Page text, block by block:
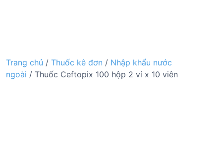
Trang chủ / Thuốc kê đơn / Nhập khẩu nước
ngoài / Thuốc Ceftopix 100 hộp 2 vỉ x 10 viên